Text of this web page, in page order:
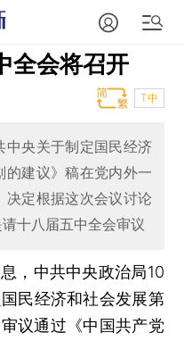
全会将召开
T中
中央关于制定国民经济
建议》稿在党内外一
决定根据这次会议讨论
十八届五中全会审议
，中共中央政治局10
民经济和社会发展第
议通过《中国共产党